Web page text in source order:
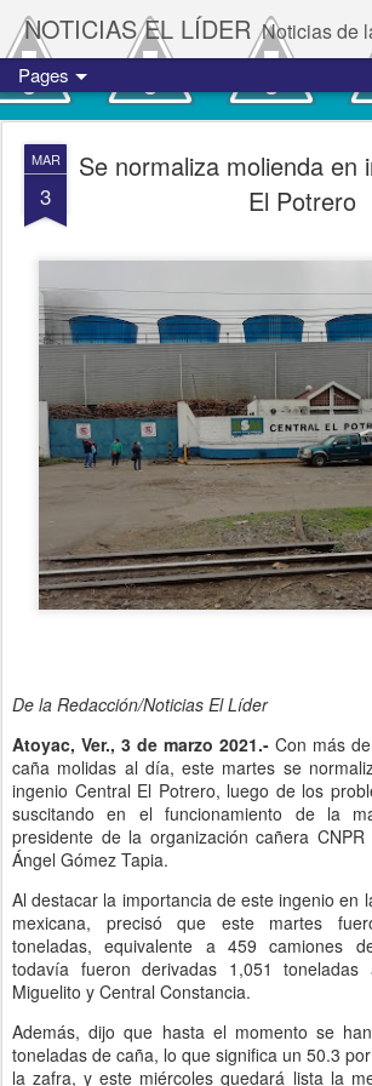
NOTICIAS EL LÍDER Noticias de la zona centro
Pages
MAR
3
Se normaliza molienda en
El Potrero
De la Redacción/Noticias El Líder
Atoyac, Ver., 3 de marzo 2021.- Con más
caña molidas al día, este martes se
ingenio Central El Potrero, luego de los
suscitando en el funcionamiento de la
presidente de la organización cañera
Ángel Gómez Tapia.
Al destacar la importancia de este ingenio en
mexicana, precisó que este martes
toneladas, equivalente a 459 camiones
todavía fueron derivadas 1,051
Miguelito y Central Constancia.
Además, dijo que hasta el momento se
toneladas de caña, lo que significa un 50.3
la zafra, y este miércoles quedará lista la